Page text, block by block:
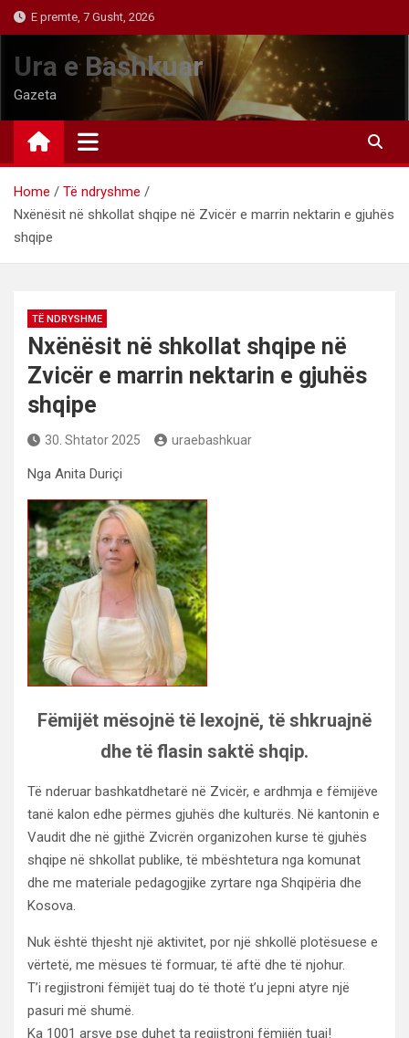
Skip
to
content
E premte, 7 Gusht, 2026
Ura e Bashkuar
Gazeta
Home
Të ndryshme
Nxënësit në shkollat shqipe në Zvicër e marrin nektarin e gjuhës
shqipe
TË NDRYSHME
Nxënësit në shkollat shqipe në
Zvicër e marrin nektarin e gjuhës
shqipe
30. Shtator 2025 uraebashkuar
Nga Anita Duriçi
Fëmijët mësojnë të lexojnë, të shkruajnë
dhe të flasin saktë shqip.
Të nderuar bashkatdhetarë në Zvicër, e ardhmja e fëmijëve
tanë kalon edhe përmes gjuhës dhe kulturës. Në kantonin e
Vaudit dhe në gjithë Zvicrën organizohen kurse të gjuhës
shqipe në shkollat publike, të mbështetura nga komunat
dhe me materiale pedagogjike zyrtare nga Shqipëria dhe
Kosova.
Nuk është thjesht një aktivitet, por një shkollë plotësuese e
vërtetë, me mësues të formuar, të aftë dhe të njohur.
T’i regjistroni fëmijët tuaj do të thotë t’u jepni atyre një
pasuri më shumë.
Ka 1001 arsye pse duhet ta regjistroni fëmijën tuaj!